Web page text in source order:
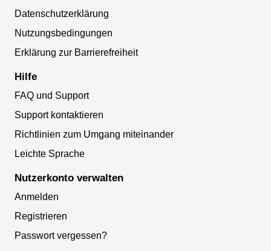
Datenschutzerklärung
Nutzungsbedingungen
Erklärung zur Barrierefreiheit
Hilfe
FAQ und Support
Support kontaktieren
Richtlinien zum Umgang miteinander
Leichte Sprache
Nutzerkonto verwalten
Anmelden
Registrieren
Passwort vergessen?